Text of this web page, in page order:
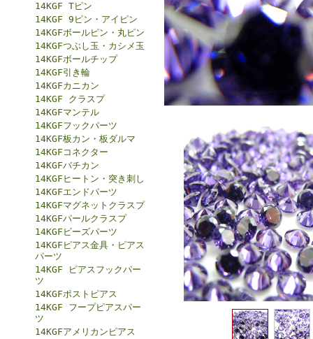
14KGF Tピン
14KGF 9ピン・アイピン
14KGFボールピン・丸ピン
14KGFつぶし玉・カシメ玉
14KGFボールチップ
14KGF引き輪
14KGFカニカン
14KGF クラスプ
14KGFマンテル
14KGFフックパーツ
14KGF板カン・板ダルマ
14KGFコネクター
14KGFバチカン
14KGFヒートン・突き刺し
14KGFエンドパーツ
14KGFマグネットクラスプ
14KGFパールクラスプ
14KGFビーズパーツ
14KGFピアス金具・ピアス
パーツ
14KGF ピアスフックパー
ツ
14KGFポストピアス
14KGF フープピアスパー
ツ
14KGFアメリカンピアス